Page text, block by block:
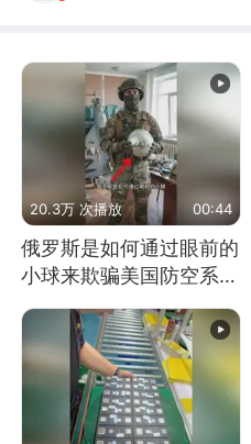
20.3万 次播放 00:44
俄罗斯是如何通过眼前的
小球来欺骗美国防空系统
的